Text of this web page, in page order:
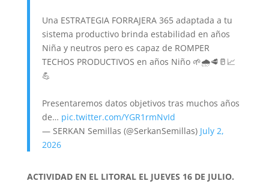
Una ESTRATEGIA FORRAJERA 365 adaptada a tu
sistema productivo brinda estabilidad en años
Niña y neutros pero es capaz de ROMPER
TECHOS PRODUCTIVOS en años Niño 🌱🌧🥩🥛📈
💪
Presentaremos datos objetivos tras muchos años
de… pic.twitter.com/YGR1rmNvId
— SERKAN Semillas (@SerkanSemillas) July 2,
2026
ACTIVIDAD EN EL LITORAL EL JUEVES 16 DE JULIO.